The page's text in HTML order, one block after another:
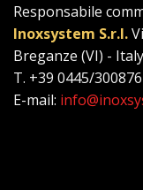
Responsabile
Inoxsystem S.r.l.
Breganze (VI) - Italy
T. +39 0445/
E-mail: